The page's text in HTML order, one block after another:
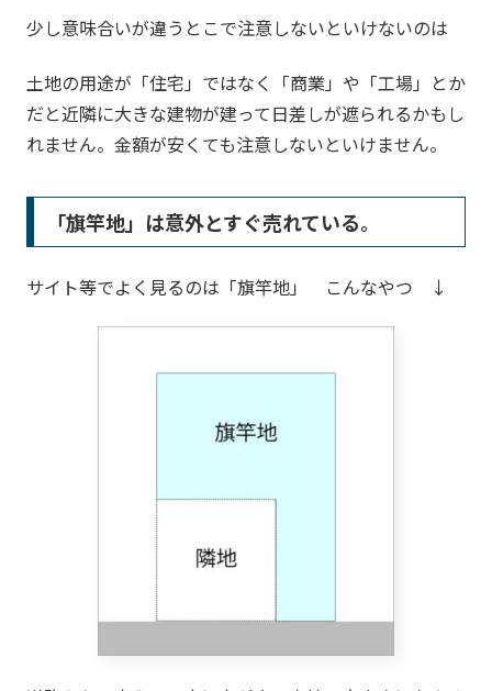
少し意味合いが違うとこで注意しないといけないのは
土地の用途が「住宅」ではなく「商業」や「工場」とか
だと近隣に大きな建物が建って日差しが遮られるかもし
れません。金額が安くても注意しないといけません。
「旗竿地」は意外とすぐ売れている。
サイト等でよく見るのは「旗竿地」 こんなやつ ↓